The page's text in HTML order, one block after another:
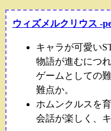
ウィズメルクリウス -
キャラが可愛い
物語が進むにつ
ゲームとしての
難点か。
ホムンクルスを
会話が楽しく、